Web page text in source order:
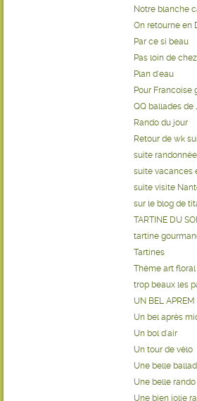
Notre blanche
On retourne en
Par ce si beau
Pas loin de
Plan d'eau
Pour Francoise
QQ ballades de
Rando du jour
Retour de wk
suite randonnée
suite vacances
suite visite
sur le blog de
TARTINE DU
tartine
Tartines
Thème art
trop beaux les
UN BEL APREM
Un bel après
Un bol d'air
Un tour de vélo
Une belle
Une belle
Une bien jolie